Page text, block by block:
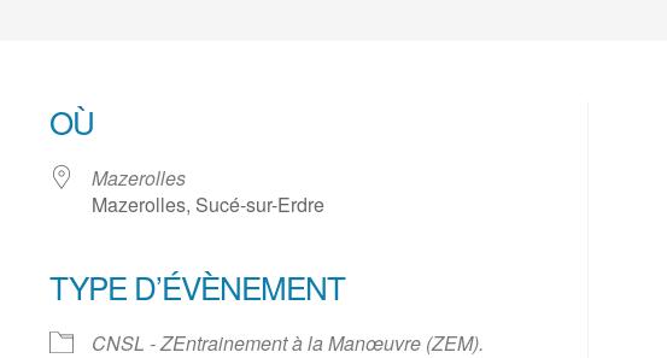
OÙ
Mazerolles
Mazerolles, Sucé-sur-Erdre
TYPE D’ÉVÈNEMENT
CNSL - ZEntrainement à la Manœuvre (ZEM).